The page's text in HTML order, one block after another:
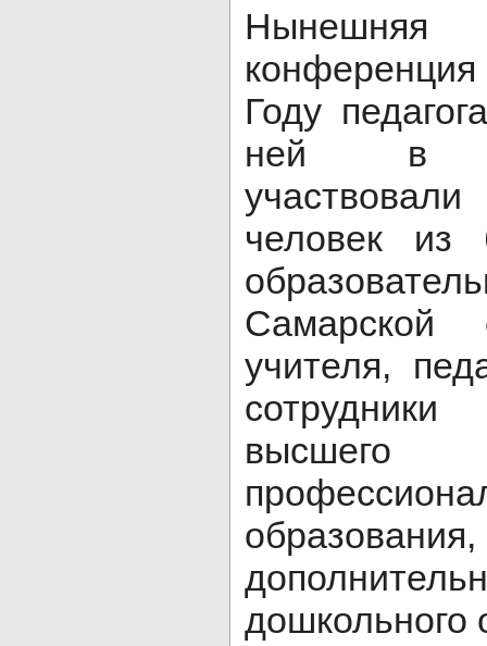
Нынешняя
Году
ней в
человек
учителя,
дошкольного